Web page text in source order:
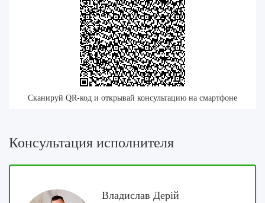
Сканируй QR-код и открывай консультацию на смартфоне
Консультация исполнителя
Владислав Дерій